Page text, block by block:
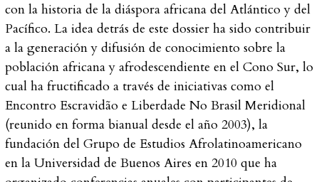
con la historia de la diáspora africana del Atlántico y del
Pacífico. La idea detrás de este dossier ha sido contribuir
a la generación y difusión de conocimiento sobre la
población africana y afrodescendiente en el Cono Sur, lo
cual ha fructificado a través de iniciativas como el
Encontro Escravidão e Liberdade No Brasil Meridional
(reunido en forma bianual desde el año 2003), la
fundación del Grupo de Estudios Afrolatinoamericano
en la Universidad de Buenos Aires en 2010 que ha